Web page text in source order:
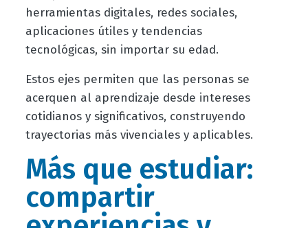
herramientas digitales, redes sociales,
aplicaciones útiles y tendencias
tecnológicas, sin importar su edad.
Estos ejes permiten que las personas se
acerquen al aprendizaje desde intereses
cotidianos y significativos, construyendo
trayectorias más vivenciales y aplicables.
Más que estudiar:
compartir